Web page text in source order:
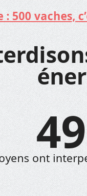
: 500 vaches,
ont